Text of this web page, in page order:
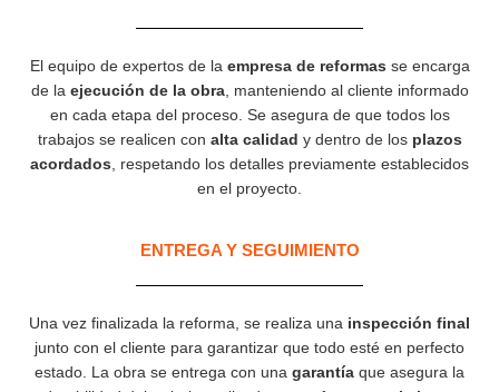
El equipo de expertos de la empresa de reformas se encarga
de la ejecución de la obra, manteniendo al cliente informado
en cada etapa del proceso. Se asegura de que todos los
trabajos se realicen con alta calidad y dentro de los plazos
acordados , respetando los detalles previamente establecidos
en el proyecto.
ENTREGA Y SEGUIMIENTO
Una vez finalizada la reforma, se realiza una inspección final
junto con el cliente para garantizar que todo esté en perfecto
estado. La obra se entrega con una garantía que asegura la